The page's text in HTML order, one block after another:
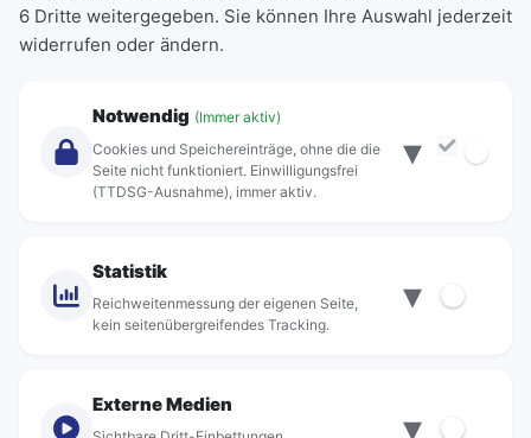
Einzeltickets
Abonnements
Über Rebus
Standorte
6 Dritte weitergegeben. Sie können Ihre Auswahl jederzeit
widerrufen oder ändern.
Notwendig (Immer aktiv)
Cookies und Speichereinträge, ohne die die
Seite nicht funktioniert. Einwilligungsfrei
(TTDSG-Ausnahme), immer aktiv.
▾
Statistik
Reichweitenmessung der eigenen Seite,
kein seitenübergreifendes Tracking.
▾
Externe Medien
▾